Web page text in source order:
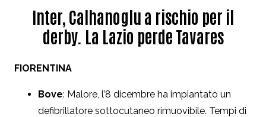
Inter, Calhanoglu a rischio per il
derby. La Lazio perde Tavares
FIORENTINA
Bove: Malore, l’8 dicembre ha impiantato un
defibrillatore sottocutaneo rimuovibile. Tempi di